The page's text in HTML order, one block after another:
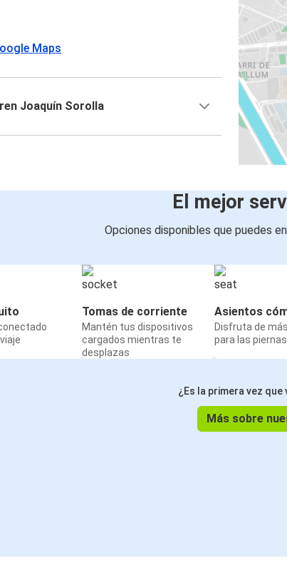
Maps
Joaquín Sorolla
El mejor
Opciones disponibles que puedes
Tomas de corriente
Mantén tus dispositivos
cargados mientras te
desplazas
Asientos
Disfruta de
para las piernas
¿Es la primera vez
Más sobre